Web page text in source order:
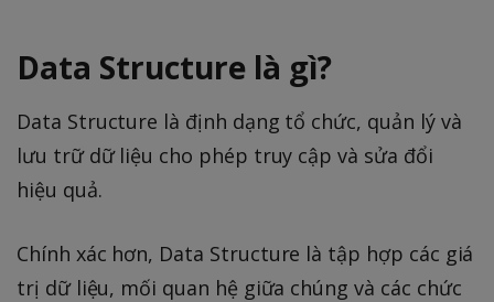
Data Structure là gì?
Data Structure là định dạng tổ chức, quản lý và
lưu trữ dữ liệu cho phép truy cập và sửa đổi
hiệu quả.
Chính xác hơn, Data Structure là tập hợp các giá
trị dữ liệu, mối quan hệ giữa chúng và các chức